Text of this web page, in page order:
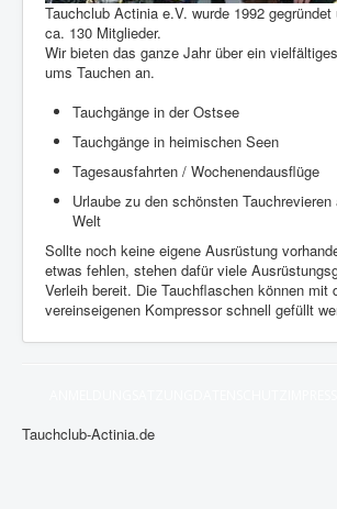
Tauchclub Actinia e.V. wurde 1992
ca. 130 Mitglieder.
Wir bieten das ganze Jahr über ein
ums Tauchen an.
Tauchgänge in der Ostsee
Tauchgänge in heimischen Seen
Tagesausfahrten / Wochenendausflüge
Urlaube zu den schönsten
Welt
Sollte noch keine eigene Ausrüstung
etwas fehlen, stehen dafür viele
Verleih bereit. Die Tauchflaschen können mit
vereinseigenen Kompressor schnell gefüllt
Tauchclub-Actinia.de